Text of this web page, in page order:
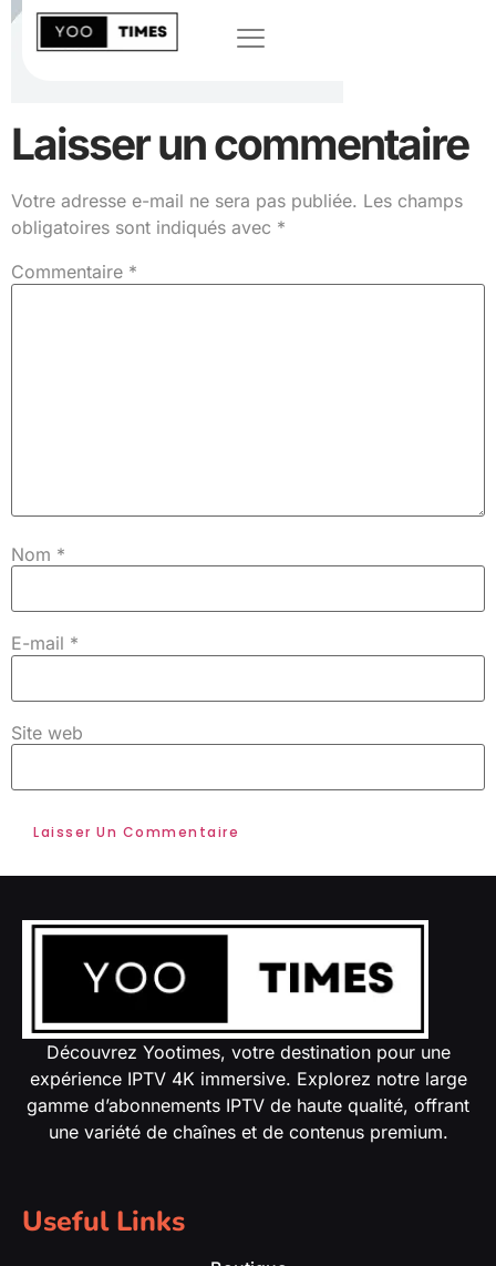
Laisser un commentaire
Votre adresse e-mail ne sera pas publiée. Les champs
obligatoires sont indiqués avec *
Commentaire *
Nom *
E-mail *
Site web
Découvrez Yootimes, votre destination pour une
expérience IPTV 4K immersive. Explorez notre large
gamme d’abonnements IPTV de haute qualité, offrant
une variété de chaînes et de contenus premium.
Useful Links